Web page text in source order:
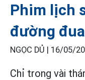
Phim lịch
đường
NGỌC DỦ | 16/05/
Chỉ trong vài